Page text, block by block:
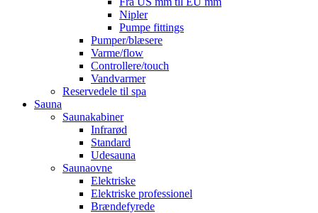
Nipler
Pumpe fittings
Pumper/blæsere
Varme/flow
Controllere/touch
Vandvarmer
Reservedele til spa
Sauna
Saunakabiner
Infrarød
Standard
Udesauna
Saunaovne
Elektriske
Elektriske professionel
Brændefyrede